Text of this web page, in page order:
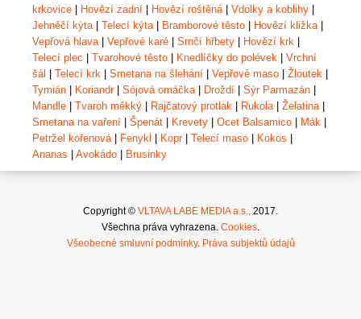
krkovice | Hovězí zadní | Hovězí roštěná | Vdolky a koblihy |
Jehněčí kýta | Telecí kýta | Bramborové těsto | Hovězí kližka |
Vepřová hlava | Vepřové karé | Srnčí hřbety | Hovězí krk |
Telecí plec | Tvarohové těsto | Knedlíčky do polévek | Vrchní
šál | Telecí krk | Smetana na šlehání | Vepřové maso | Žloutek |
Tymián | Koriandr| Sójová omáčka | Droždí | Sýr Parmazán |
Mandle | Tvaroh měkký | Rajčatový protlak | Rukola | Želatina |
Smetana na vaření | Špenát | Krevety | Ocet Balsamico | Mák |
Petržel kořenová | Fenykl | Kopr| Telecí maso | Kokos |
Ananas | Avokádo | Brusinky
Copyright © VLTAVA LABE MEDIA a.s.,
2017.
Všechna práva vyhrazena. Cookies
Všeobecné smluvní podmínky. Práva subjektů údajů